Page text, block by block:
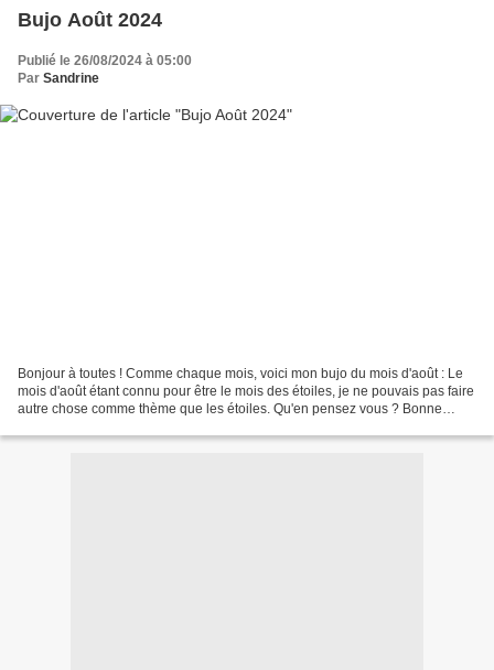
Bujo Août 2024
Publié le 26/08/2024 à 05:00
Par Sandrine
Bonjour à toutes ! Comme chaque mois, voici mon bujo du mois d'août : Le
mois d'août étant connu pour être le mois des étoiles, je ne pouvais pas faire
autre chose comme thème que les étoiles. Qu'en pensez vous ? Bonne